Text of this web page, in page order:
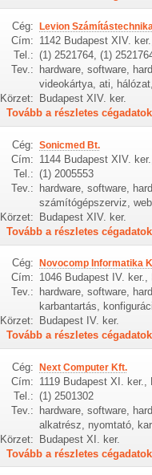
Cég: Levion
Cím: 1142 Budapest XIV.
Tel.: (1) 2521764, (1)
Tev.:
hardware, software,
videokártya, ati,
Körzet:
Budapest XIV. ker.
Tovább a részletes
Cég: Sonicmed Bt.
Cím: 1144 Budapest XIV.
Tel.: (1) 2005553
Tev.:
hardware, software,
számítógépszerviz,
Körzet:
Budapest XIV. ker.
Tovább a részletes
Cég: Novocomp Informatika
Cím: 1046 Budapest IV. ker.,
Tev.:
hardware, software,
karbantartás,
Körzet:
Budapest IV. ker.
Tovább a részletes
Cég: Next Computer Kft.
Cím: 1119 Budapest XI.
Tel.: (1) 2501302
Tev.: hardware, software,
alkatrész, nyomtató,
Körzet: Budapest XI. ker.
Tovább a részletes